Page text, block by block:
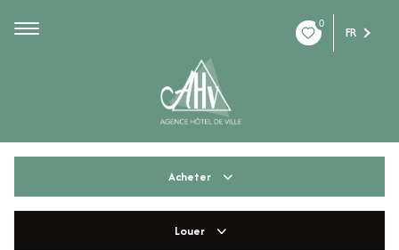
0
FR
Acheter
Louer